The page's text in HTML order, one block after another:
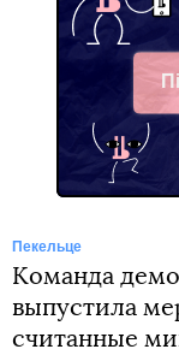
Пекельце
Команда
выпустила
считанные